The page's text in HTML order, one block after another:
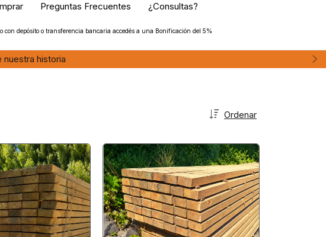
Envíos a Bariloche, Dina Huapi,
Preguntas Frecuentes ¿Consultas?
con depósito o transferencia bancaria accedés a una Bonificación del 5%
Ordenar